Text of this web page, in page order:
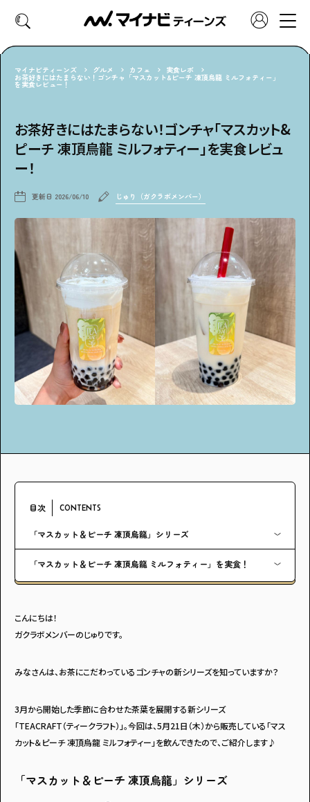
好きなカテゴリーから見る
ファッション ヘア・メイク
トレンド
グルメ
エンタメ 診断
特集・連載 社会体験
アンケート プレゼント
マイナビティーンズ グルメ カフェ 実食レポ
お茶好きにはたまらない！ゴンチャ「マスカット&ピーチ 凍頂烏龍 ミルフォティー」
を実食レビュー！
お茶好きにはたまらない！ゴンチャ「マスカット&
ピーチ 凍頂烏龍 ミルフォティー」を実食レビュ
ー！
更新日 2026/06/10 じゅり（ガクラボメンバー）
目次 CONTENTS
「マスカット＆ピーチ 凍頂烏龍」シリーズ
「マスカット＆ピーチ 凍頂烏龍 ミルフォティー」を実食！
こんにちは！
ガクラボメンバーのじゅりです。
みなさんは、お茶にこだわっているゴンチャの新シリーズを知っていますか？
3月から開始した季節に合わせた茶葉を展開する新シリーズ
「TEACRAFT（ティークラフト）」。今回は、5月21日（木）から販売している「マス
カット＆ピーチ 凍頂烏龍 ミルフォティー」を飲んできたので、ご紹介します♪
「マスカット＆ピーチ 凍頂烏龍」シリーズ